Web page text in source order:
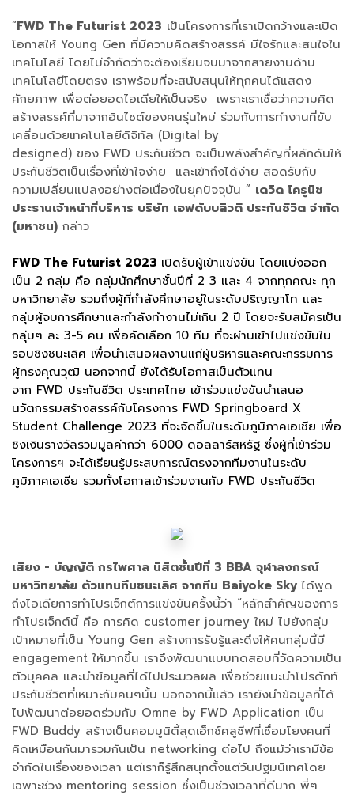
“FWD The Futurist 2023 เป็นโครงการที่เราเปิดกว้างและเปิด
โอกาสให้ Young Gen ที่มีความคิดสร้างสรรค์ มีใจรักและสนใจใน
เทคโนโลยี โดยไม่จำกัดว่าจะต้องเรียนจบมาจากสายงานด้าน
เทคโนโลยีโดยตรง เราพร้อมที่จะสนับสนุนให้ทุกคนได้แสดง
ศักยภาพ เพื่อต่อยอดไอเดียให้เป็นจริง เพราะเราเชื่อว่าความคิด
สร้างสรรค์ที่มาจากอินไซต์ของคนรุ่นใหม่ ร่วมกับการทำงานที่ขับ
เคลื่อนด้วยเทคโนโลยีดิจิทัล (Digital by
designed) ของ FWD ประกันชีวิต จะเป็นพลังสำคัญที่ผลักดันให้
ประกันชีวิตเป็นเรื่องที่เข้าใจง่าย และเข้าถึงได้ง่าย สอดรับกับ
ความเปลี่ยนแปลงอย่างต่อเนื่องในยุคปัจจุบัน ” เดวิด โครูนิช
ประธานเจ้าหน้าที่บริหาร บริษัท เอฟดับบลิวดี ประกันชีวิต จำกัด
(มหาชน) กล่าว
FWD The Futurist 2023 เปิดรับผู้เข้าแข่งขัน โดยแบ่งออก
เป็น 2 กลุ่ม คือ กลุ่มนักศึกษาชั้นปีที่ 2 3 และ 4 จากทุกคณะ ทุก
มหาวิทยาลัย รวมถึงผู้ที่กำลังศึกษาอยู่ในระดับปริญญาโท และ
กลุ่มผู้จบการศึกษาและกำลังทำงานไม่เกิน 2 ปี โดยจะรับสมัครเป็น
กลุ่มๆ ละ 3-5 คน เพื่อคัดเลือก 10 ทีม ที่จะผ่านเข้าไปแข่งขันใน
รอบชิงชนะเลิศ เพื่อนำเสนอผลงานแก่ผู้บริหารและคณะกรรมการ
ผู้ทรงคุณวุฒิ นอกจากนี้ ยังได้รับโอกาสเป็นตัวแทน
จาก FWD ประกันชีวิต ประเทศไทย เข้าร่วมแข่งขันนำเสนอ
นวัตกรรมสร้างสรรค์กับโครงการ FWD Springboard X
Student Challenge 2023 ที่จะจัดขึ้นในระดับภูมิภาคเอเชีย เพื่อ
ชิงเงินรางวัลรวมมูลค่ากว่า 6000 ดอลลาร์สหรัฐ ซึ่งผู้ที่เข้าร่วม
โครงการฯ จะได้เรียนรู้ประสบการณ์ตรงจากทีมงานในระดับ
ภูมิภาคเอเชีย รวมทั้งโอกาสเข้าร่วมงานกับ FWD ประกันชีวิต
เสียง - บัญญัติ กรไพศาล นิสิตชั้นปีที่ 3 BBA จุฬาลงกรณ์
มหาวิทยาลัย ตัวแทนทีมชนะเลิศ จากทีม Baiyoke Sky ได้พูด
ถึงไอเดียการทำโปรเจ็กต์การแข่งขันครั้งนี้ว่า “หลักสำคัญของการ
ทำโปรเจ็กต์นี้ คือ การคิด customer journey ใหม่ ไปยังกลุ่ม
เป้าหมายที่เป็น Young Gen สร้างการรับรู้และดึงให้คนกลุ่มนี้มี
engagement ให้มากขึ้น เราจึงพัฒนาแบบทดสอบที่วัดความเป็น
ตัวบุคคล และนำข้อมูลที่ได้ไปประมวลผล เพื่อช่วยแนะนำโปรดักท์
ประกันชีวิตที่เหมาะกับคนๆนั้น นอกจากนี้แล้ว เรายังนำข้อมูลที่ได้
ไปพัฒนาต่อยอดร่วมกับ Omne by FWD Application เป็น
FWD Buddy สร้างเป็นคอมมูนิตี้สุดเอ็กซ์คลูซีฟที่เชื่อมโยงคนที่
คิดเหมือนกันมารวมกันเป็น networking ต่อไป ถึงแม้ว่าเรามีข้อ
จำกัดในเรื่องของเวลา แต่เราก็รู้สึกสนุกตั้งแต่วันปฐมนิเทศโดย
เฉพาะช่วง mentoring session ซึ่งเป็นช่วงเวลาที่ดีมาก พี่ๆ